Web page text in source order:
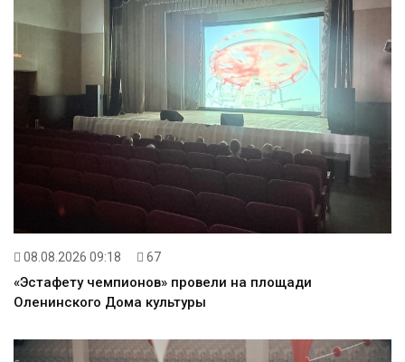
08.08.2026 09:18 67
«Эстафету чемпионов» провели на площади
Оленинского Дома культуры